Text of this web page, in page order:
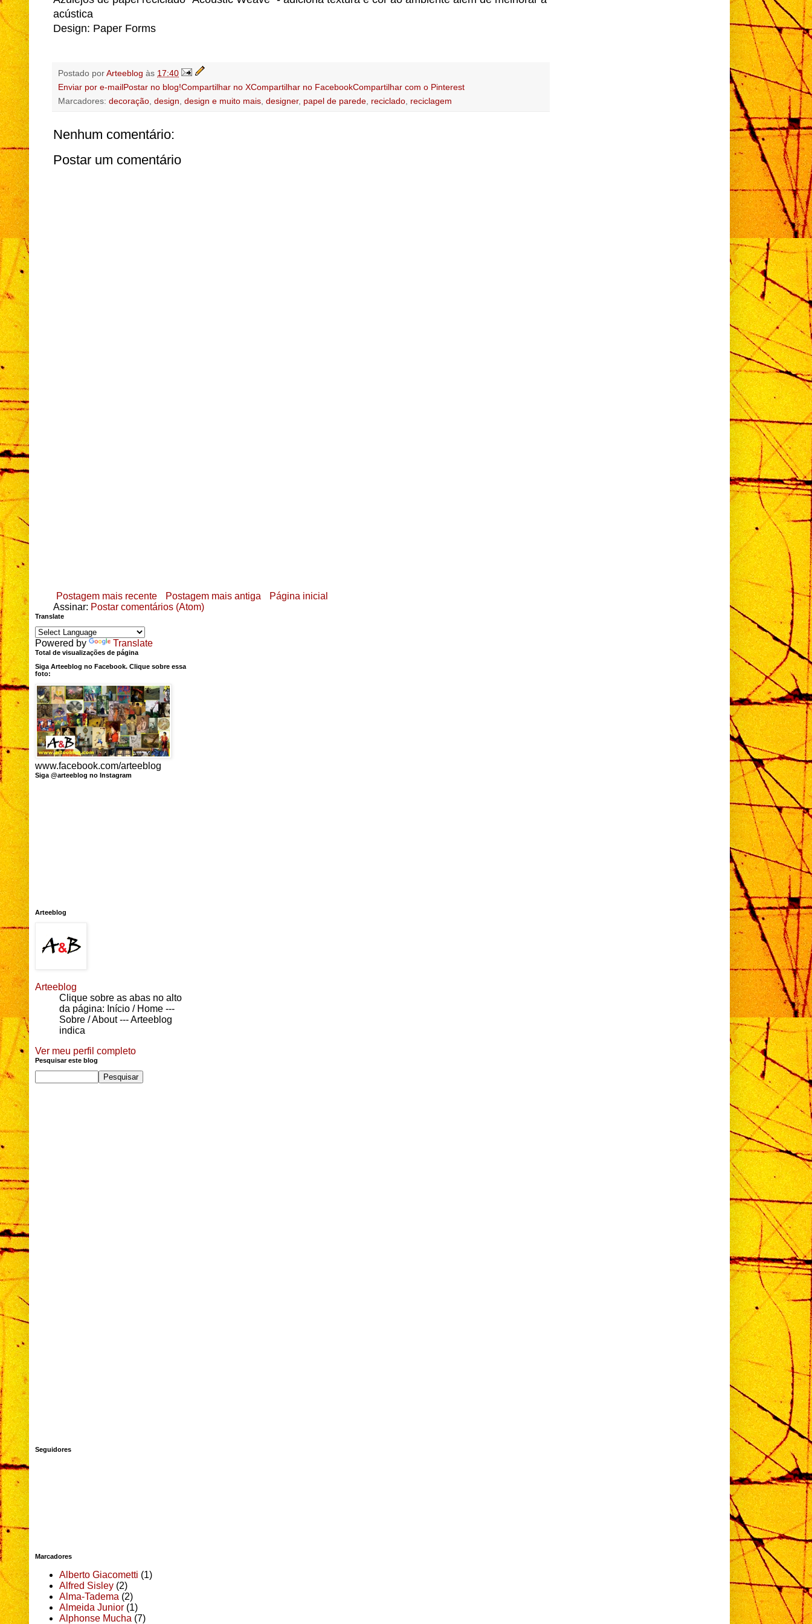
acústica
Design: Paper Forms
Postado porArteeblog às 17:40
Enviar por e-mailPostar no blog!Compartilhar no XCompartilhar no FacebookCompartilhar com o Pinterest
Marcadores: decoração design design e muito mais designer, papel de parede reciclado reciclagem
Nenhum comentário:
Postar um comentário
Postagem mais recente Postagem mais antiga
Página inicial
Assinar: Postar comentários (Atom)
Translate
Powered by Translate
Total de visualizações de página
Siga Arteeblog no Facebook. Clique sobre essa
foto:
www.facebook.com/arteeblog
Siga @arteeblog no Instagram
Arteeblog
Arteeblog
Clique sobre as abas no alto
da página: Início / Home ---
Sobre / About --- Arteeblog
indica
Ver meu perfil completo
Pesquisar este blog
Seguidores
Marcadores
Alberto Giacometti (1)
Alfred Sisley (2)
Alma-Tadema (2)
Almeida Junior (1)
Alphonse Mucha (7)